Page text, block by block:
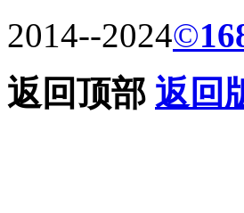
2014--2024©
返回顶部 返回